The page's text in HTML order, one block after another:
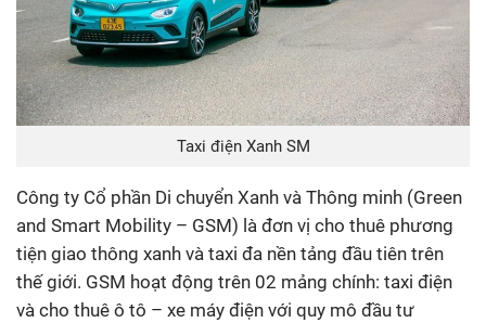
Taxi điện Xanh SM
Công ty Cổ phần Di chuyển Xanh và Thông minh (Green
and Smart Mobility – GSM) là đơn vị cho thuê phương
tiện giao thông xanh và taxi đa nền tảng đầu tiên trên
thế giới. GSM hoạt động trên 02 mảng chính: taxi điện
và cho thuê ô tô – xe máy điện với quy mô đầu tư